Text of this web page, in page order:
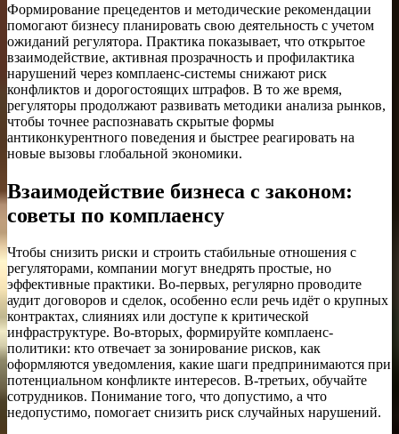
Формирование прецедентов и методические рекомендации
помогают бизнесу планировать свою деятельность с учетом
ожиданий регулятора. Практика показывает, что открытое
взаимодействие, активная прозрачность и профилактика
нарушений через комплаенс-системы снижают риск
конфликтов и дорогостоящих штрафов. В то же время,
регуляторы продолжают развивать методики анализа рынков,
чтобы точнее распознавать скрытые формы
антиконкурентного поведения и быстрее реагировать на
новые вызовы глобальной экономики.
Взаимодействие бизнеса с законом:
советы по комплаенсу
Чтобы снизить риски и строить стабильные отношения с
регуляторами, компании могут внедрять простые, но
эффективные практики. Во-первых, регулярно проводите
аудит договоров и сделок, особенно если речь идёт о крупных
контрактах, слияниях или доступе к критической
инфраструктуре. Во-вторых, формируйте комплаенс-
политики: кто отвечает за зонирование рисков, как
оформляются уведомления, какие шаги предпринимаются при
потенциальном конфликте интересов. В-третьих, обучайте
сотрудников. Понимание того, что допустимо, а что
недопустимо, помогает снизить риск случайных нарушений.